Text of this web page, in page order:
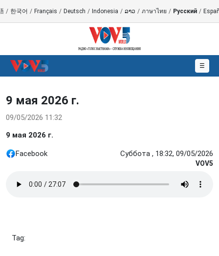
/ 한국어 / Français / Deutsch / Indonesia / ລາວ / ภาษาไทย / Русский /
☰
9 мая 2026 г.
09/05/2026 11:32
9 мая 2026 г.
Facebook Суббота , 18:32, 09/05/2026
VOV5
Tag: